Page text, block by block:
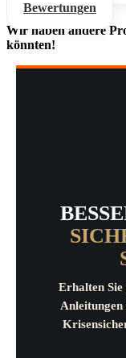
Bewertungen
Wir haben andere
könnten!
Erhalten Sie